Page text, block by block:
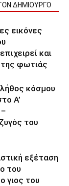
ΔΗΜΙΟΥΡΓΟ
εικόνες
και
φωτιάς
κόσμου
Α’
του
εξέταση
του
γιος του